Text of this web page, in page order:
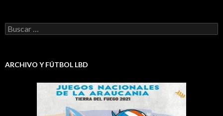
Buscar:
ARCHIVO Y FÚTBOL LBD